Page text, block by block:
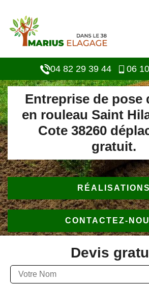
04 82 29 39 44 06
Entreprise de pose
en rouleau Saint
Cote 38260
gratuit.
RÉALISATIONS
CONTACTEZ-
Devis